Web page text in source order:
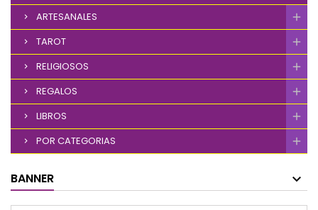
ARTESANALES
TAROT
RELIGIOSOS
REGALOS
LIBROS
POR CATEGORIAS
BANNER